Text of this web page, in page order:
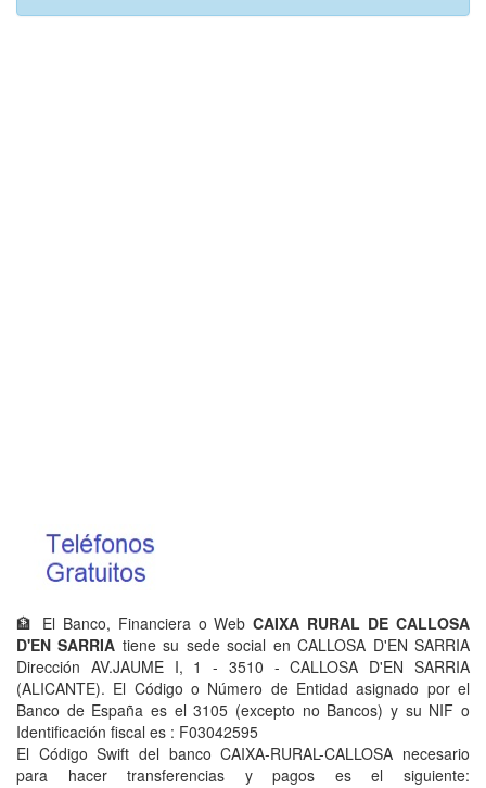
🏦 El Banco, Financiera o WebCAIXA RURAL DE CALLOSA
D'EN SARRIA tiene su sede social en CALLOSA D'EN SARRIA
Dirección AV.JAUME I, 1 - 3510 - CALLOSA D'EN SARRIA
(ALICANTE). El Código o Número de Entidad asignado por el
Banco de España es el 3105 (excepto no Bancos) y su NIF o
Identificación fiscal es : F03042595
El Código Swift del banco CAIXA-RURAL-CALLOSA necesario
para hacer transferencias y pagos es el siguiente: